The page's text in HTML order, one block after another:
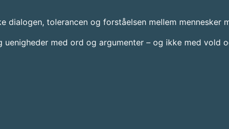
tolerancen og forståelsen mellem mennesker
med ord og argumenter – og ikke med vold